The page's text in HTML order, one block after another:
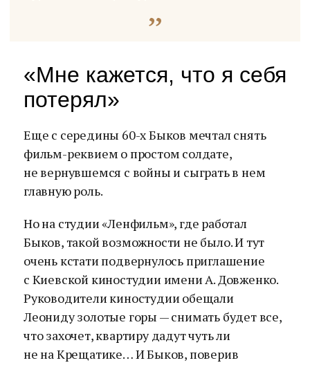
«Мне кажется, что я себя
потерял»
Еще с середины 60-х Быков мечтал снять
фильм-реквием о простом солдате,
не вернувшемся с войны и сыграть в нем
главную роль.
Но на студии «Ленфильм», где работал
Быков, такой возможности не было. И тут
очень кстати подвернулось приглашение
с Киевской киностудии имени А. Довженко.
Руководители киностудии обещали
Леониду золотые горы — снимать будет все,
что захочет, квартиру дадут чуть ли
не на Крещатике… И Быков, поверив